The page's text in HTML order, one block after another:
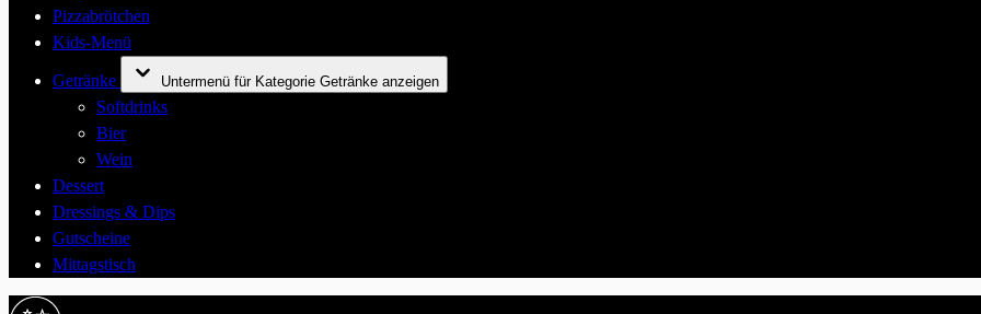
Pizzabrötchen
Kids-Menü
Getränke Untermenü für Kategorie Getränke anzeigen
Softdrinks
Bier
Wein
Dessert
Dressings & Dips
Gutscheine
Mittagstisch